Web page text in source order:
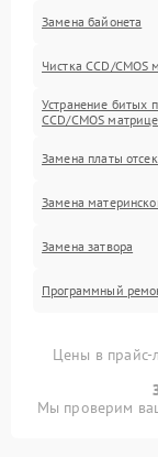
Замена байонета
Чистка CCD/CMOS
Устранение битых
CCD/CMOS матрице
Замена платы
Замена
Замена затвора
Программный
Цены в прайс-
Мы проверим